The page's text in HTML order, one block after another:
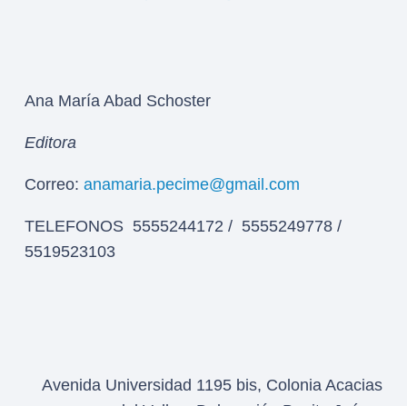
Ana María Abad Schoster
Editora
Correo: anamaria.pecime@gmail.com
TELEFONOS 5555244172 / 5555249778 /
5519523103
Avenida Universidad 1195 bis, Colonia Acacias